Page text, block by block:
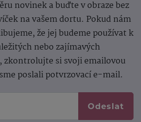
novinek a buďte v obraze bez
na vašem dortu. Pokud nám
že jej budeme používat k
nebo zajímavých
zkontrolujte si svoji emailovou
poslali potvrzovací e-mail.
Odeslat